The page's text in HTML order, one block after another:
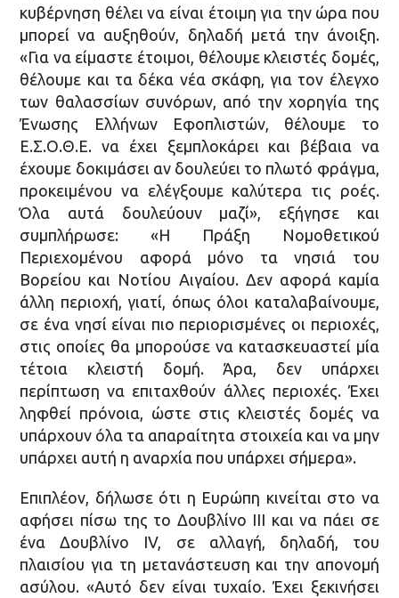
κυβέρνηση θέλει να είναι έτοιμη για την ώρα που
μπορεί να αυξηθούν, δηλαδή μετά την άνοιξη.
«Για να είμαστε έτοιμοι, θέλουμε κλειστές δομές,
θέλουμε και τα δέκα νέα σκάφη, για τον έλεγχο
των θαλασσίων συνόρων, από την χορηγία της
Ένωσης Ελλήνων Εφοπλιστών, θέλουμε το
Ε.Σ.Ο.Θ.Ε. να έχει ξεμπλοκάρει και βέβαια να
έχουμε δοκιμάσει αν δουλεύει το πλωτό φράγμα,
προκειμένου να ελέγξουμε καλύτερα τις ροές.
Όλα αυτά δουλεύουν μαζί», εξήγησε και
συμπλήρωσε: «Η Πράξη Νομοθετικού
Περιεχομένου αφορά μόνο τα νησιά του
Βορείου και Νοτίου Αιγαίου. Δεν αφορά καμία
άλλη περιοχή, γιατί, όπως όλοι καταλαβαίνουμε,
σε ένα νησί είναι πιο περιορισμένες οι περιοχές,
στις οποίες θα μπορούσε να κατασκευαστεί μία
τέτοια κλειστή δομή. Άρα, δεν υπάρχει
περίπτωση να επιταχθούν άλλες περιοχές. Έχει
ληφθεί πρόνοια, ώστε στις κλειστές δομές να
υπάρχουν όλα τα απαραίτητα στοιχεία και να μην
υπάρχει αυτή η αναρχία που υπάρχει σήμερα».
Επιπλέον, δήλωσε ότι η Ευρώπη κινείται στο να
αφήσει πίσω της το Δουβλίνο ΙΙΙ και να πάει σε
ένα Δουβλίνο ΙV, σε αλλαγή, δηλαδή, του
πλαισίου για τη μετανάστευση και την απονομή
ασύλου. «Αυτό δεν είναι τυχαίο. Έχει ξεκινήσει